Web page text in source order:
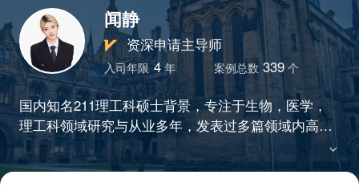
闻静
资深申请主导师
入司年限 4年 案例总数 339 个
国内知名211理工科硕士背景，专注于生物，医学，
理工科领域研究与从业多年，发表过多篇领域内高质
量论文。力求通过自己的专业经验与见解，发掘学生
个人闪光点。尤其对学生理工实验类经历有精准的把